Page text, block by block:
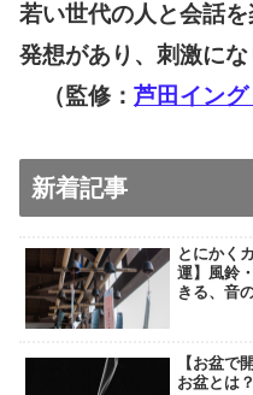
若い世代の人と会話
発想があり、刺激にな
（監修： 芦田イング
新着記事
とにかく
運】風鈴
きる、音
【お盆で
お盆とは